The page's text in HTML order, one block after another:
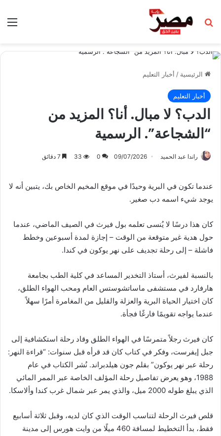
بحث عن
الرئيسية / أخبار التعليم
أخبار التعليم
الدب؟ لا مبال. أنا؟ المزيد من
“الشجاعة”. الرسمية
راندا عبد الحميد 09/07/2026
0
33
عندما تكون في البرية وحيدًا في موقع المخيم الخاص بك، يتبين أنه لا
يوجد شيء اسمه دب صغير.
كان هذا درسًا لا يُنسى تعلمه بول فيرث في الصيف الماضي، عندما
حول هدية غير متوقعة من الوقت – إجازة لمدة أسبوعين وخطط
فاشلة – إلى رحلة تجديف على نهر يوكون في كندا.
بالنسبة لفيرث، أستاذ التخدير المساعد في كلية الطب بجامعة
هارفارد في مستشفى ماساتشوستس العام ومحب الهواء الطلق،
كان اختيار الحياة البرية والعزلة والقليل من المغامرة أمرًا سهلاً
عندما يواجه تقويمًا فارغًا فجأة.
كان فيرث رجلاً متمرسًا في الهواء الطلق وقاد رحلة استكشافية إلى
جبل إيفرست، وفكر في كتاب كان قد قرأه قبل سنوات: “قراءة النهر:
رحلة عبر نهر يوكون” بقلم جون هيلدبراند. نُشر الكتاب في عام
1988، وهو يعرض تفاصيل رحلة المؤلف الخاصة عبر الممر المائي
الذي يبلغ طوله 2000 ميل، والذي يمر عبر شمال غرب كندا وألاسكا.
قلص فيرث الرحلة لتناسب الوقت الذي كان لديه، وقبل ثلاثة أسابيع
فقط، بدأ التخطيط لمسافة 460 ميلًا من وايت هورس إلى مدينة